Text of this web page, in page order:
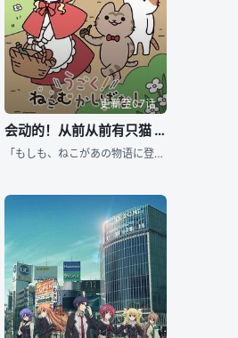
更新至07话
会动的！从前从前有只猫 世界喵童话
「もしも、ねこがあの物语に登场したら…?」 有名な昔话や童话にねこが加わると、 癒したっぷりでシュールな新展开が繰り広げられてしまう…!? キジトラ、チャトラ、ミケにシロネコ、 多种多様なねこ